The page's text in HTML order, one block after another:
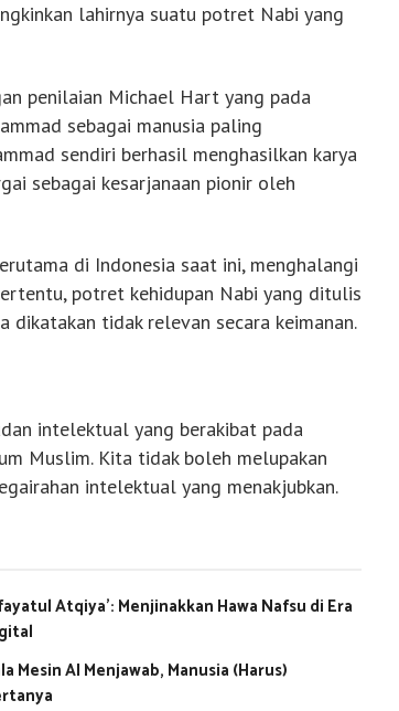
lahirnya suatu potret Nabi yang
penilaian Michael Hart yang pada
sebagai manusia paling
sendiri berhasil menghasilkan karya
sebagai kesarjanaan pionir oleh
di Indonesia saat ini, menghalangi
potret kehidupan Nabi yang ditulis
tidak relevan secara keimanan.
intelektual yang berakibat pada
Muslim. Kita tidak boleh melupakan
intelektual yang menakjubkan.
Atqiya’: Menjinakkan Hawa Nafsu di Era
AI Menjawab, Manusia (Harus)